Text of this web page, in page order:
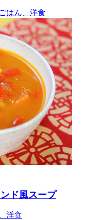
はん、洋食
ド風スープ
洋食